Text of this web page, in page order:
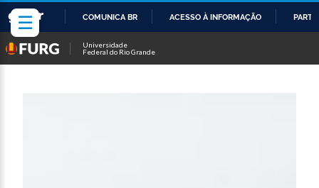
COMUNICA BR ACESSO À INFORMAÇÃO
Universidade
Federal do Rio Grande
☰